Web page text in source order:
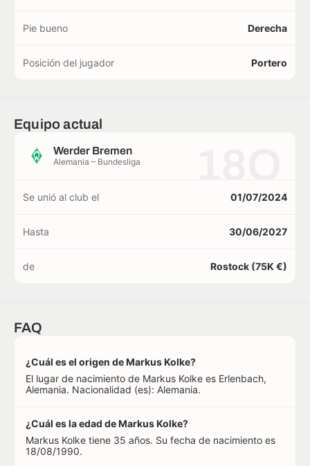
Pie bueno Derecha
Posición del jugador Portero
Equipo actual
Werder Bremen
Alemania – Bundesliga
Se unió al club el 01/07/2024
Hasta 30/06/2027
de Rostock (75K €)
FAQ
¿Cuál es el origen de Markus Kolke?
El lugar de nacimiento de Markus Kolke es Erlenbach,
Alemania. Nacionalidad (es): Alemania.
¿Cuál es la edad de Markus Kolke?
Markus Kolke tiene 35 años. Su fecha de nacimiento es
18/08/1990.